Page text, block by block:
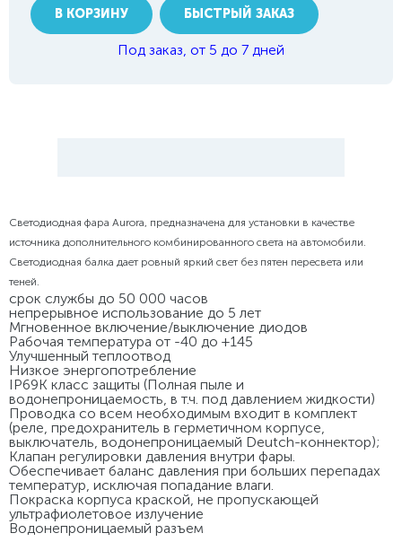
В КОРЗИНУ БЫСТРЫЙ ЗАКАЗ
Под заказ, от 5 до 7 дней
Светодиодная фара Aurora, предназначена для установки в качестве
источника дополнительного комбинированного света на автомобили.
Светодиодная балка дает ровный яркий свет без пятен пересвета или
теней.
срок службы до 50 000 часов
непрерывное использование до 5 лет
Мгновенное включение/выключение диодов
Рабочая температура от -40 до +145
Улучшенный теплоотвод
Низкое энергопотребление
IP69K класс защиты (Полная пыле и
водонепроницаемость, в т.ч. под давлением жидкости)
Проводка со всем необходимым входит в комплект
(реле, предохранитель в герметичном корпусе,
выключатель, водонепроницаемый Deutch-коннектор);
Клапан регулировки давления внутри фары.
Обеспечивает баланс давления при больших перепадах
температур, исключая попадание влаги.
Покраска корпуса краской, не пропускающей
ультрафиолетовое излучение
Водонепроницаемый разъем